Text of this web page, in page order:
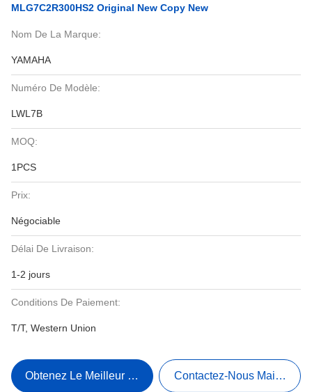
MLG7C2R300HS2 Original New Copy New
Nom De La Marque:
YAMAHA
Numéro De Modèle:
LWL7B
MOQ:
1PCS
Prix:
Négociable
Délai De Livraison:
1-2 jours
Conditions De Paiement:
T/T, Western Union
Obtenez Le Meilleur Prix Contactez-Nous Maintenant